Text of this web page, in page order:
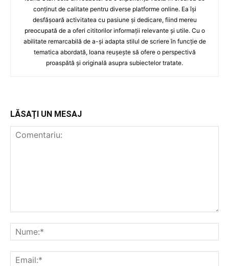
conținut de calitate pentru diverse platforme online. Ea își
desfășoară activitatea cu pasiune și dedicare, fiind mereu
preocupată de a oferi cititorilor informații relevante și utile. Cu o
abilitate remarcabilă de a-și adapta stilul de scriere în funcție de
tematica abordată, Ioana reușește să ofere o perspectivă
proaspătă și originală asupra subiectelor tratate.
LĂSAȚI UN MESAJ